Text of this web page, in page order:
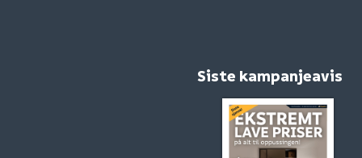
Siste kampanjeavis